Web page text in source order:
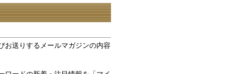
お送りするメールマガジンの内容